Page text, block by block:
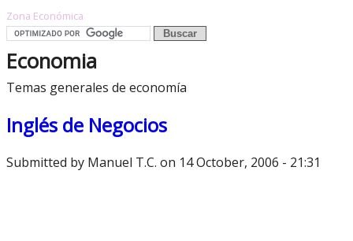
Zona Económica
Economia
Temas generales de economía
Inglés de Negocios
Submitted by Manuel T.C. on 14 October, 2006 - 21:31